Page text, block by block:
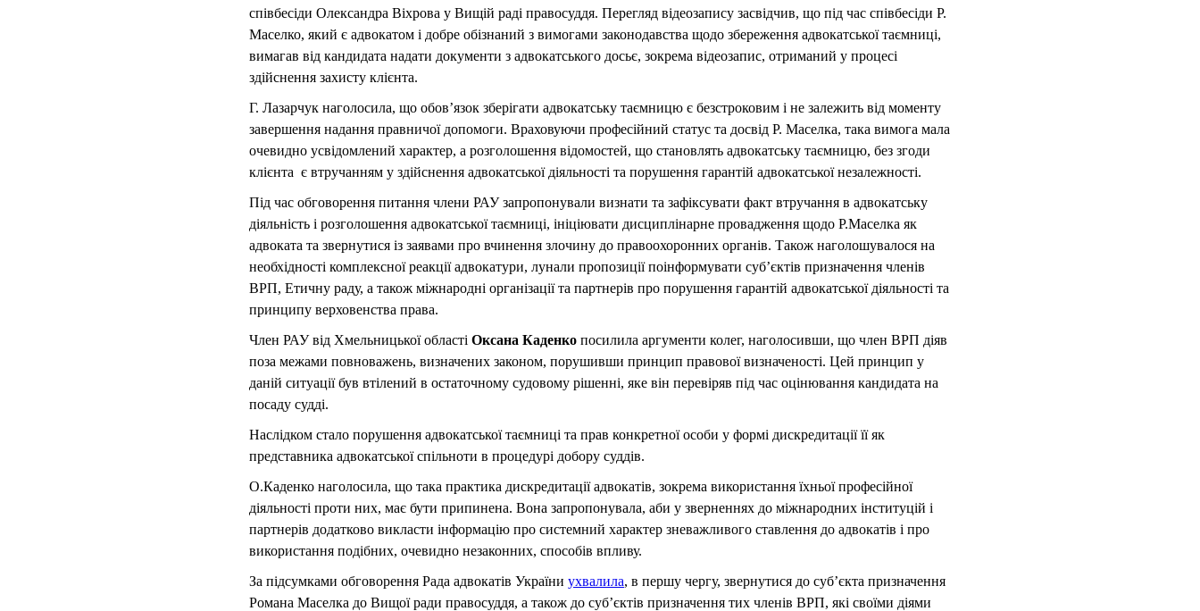
співбесіди Олександра Віхрова у Вищій раді правосуддя. Перегляд відеозапису засвідчив, що під час співбесіди Р.
Маселко, який є адвокатом і добре обізнаний з вимогами законодавства щодо збереження адвокатської таємниці,
вимагав від кандидата надати документи з адвокатського досьє, зокрема відеозапис, отриманий у процесі
здійснення захисту клієнта.
Г. Лазарчук наголосила, що обов’язок зберігати адвокатську таємницю є безстроковим і не залежить від моменту
завершення надання правничої допомоги. Враховуючи професійний статус та досвід Р. Маселка, така вимога мала
очевидно усвідомлений характер, а розголошення відомостей, що становлять адвокатську таємницю, без згоди
клієнта є втручанням у здійснення адвокатської діяльності та порушення гарантій адвокатської незалежності.
Під час обговорення питання члени РАУ запропонували визнати та зафіксувати факт втручання в адвокатську
діяльність і розголошення адвокатської таємниці, ініціювати дисциплінарне провадження щодо Р.Маселка як
адвоката та звернутися із заявами про вчинення злочину до правоохоронних органів. Також наголошувалося на
необхідності комплексної реакції адвокатури, лунали пропозиції поінформувати суб’єктів призначення членів
ВРП, Етичну раду, а також міжнародні організації та партнерів про порушення гарантій адвокатської діяльності та
принципу верховенства права.
Член РАУ від Хмельницької області Оксана Каденко посилила аргументи колег, наголосивши, що член ВРП діяв
поза межами повноважень, визначених законом, порушивши принцип правової визначеності. Цей принцип у
даній ситуації був втілений в остаточному судовому рішенні, яке він перевіряв під час оцінювання кандидата на
посаду судді.
Наслідком стало порушення адвокатської таємниці та прав конкретної особи у формі дискредитації її як
представника адвокатської спільноти в процедурі добору суддів.
О.Каденко наголосила, що така практика дискредитації адвокатів, зокрема використання їхньої професійної
діяльності проти них, має бути припинена. Вона запропонувала, аби у зверненнях до міжнародних інституцій і
партнерів додатково викласти інформацію про системний характер зневажливого ставлення до адвокатів і про
використання подібних, очевидно незаконних, способів впливу.
За підсумками обговорення Рада адвокатів України ухвалила, в першу чергу, звернутися до суб’єкта призначення
Романа Маселка до Вищої ради правосуддя, а також до суб’єктів призначення тих членів ВРП, які своїми діями